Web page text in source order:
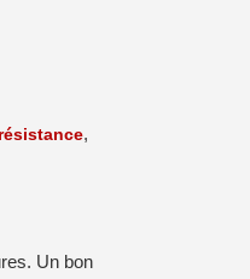
,
Un bon